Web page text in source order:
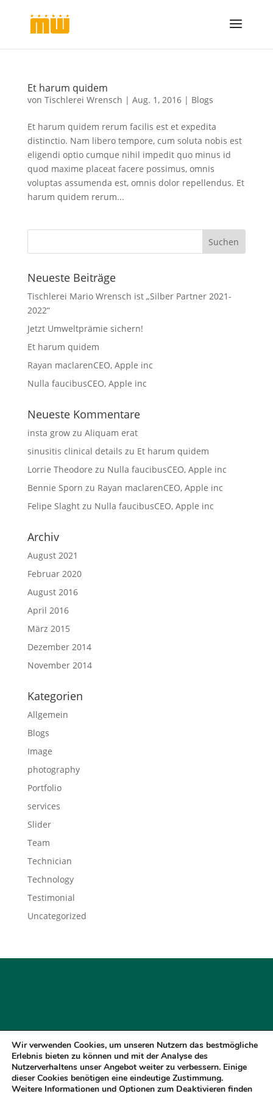
Et harum quidem
von Tischlerei Wrensch | Aug. 1, 2016| Blogs
Et harum quidem rerum facilis est et expedita
distinctio. Nam libero tempore, cum soluta nobis est
eligendi optio cumque nihil impedit quo minus id
quod maxime placeat facere possimus, omnis
voluptas assumenda est, omnis dolor repellendus. Et
harum quidem rerum...
Neueste Beiträge
Tischlerei Mario Wrensch ist „Silber Partner 2021-
2022“
Jetzt Umweltprämie sichern!
Et harum quidem
Rayan maclarenCEO, Apple inc
Nulla faucibusCEO, Apple inc
Neueste Kommentare
insta growzu Aliquam erat
sinusitis clinical details zu Et harum quidem
Lorrie Theodore zu Nulla faucibusCEO, Apple inc
Bennie Sporn zu Rayan maclarenCEO, Apple inc
Felipe Slaghtzu Nulla faucibusCEO, Apple inc
Archiv
August 2021
Februar 2020
August 2016
April 2016
März 2015
Dezember 2014
November 2014
Kategorien
Allgemein
Blogs
Image
photography
Portfolio
services
Slider
Team
Technician
Technology
Testimonial
Uncategorized
Impressum Cookies
Disclaimer
Datenschutzerklärung
Datenauzug
Löschanfrage
Wir verwenden Cookies, um unseren Nutzern das bestmögliche
Erlebnis bieten zu können und mit der Analyse des
Nutzerverhaltens unser Angebot weiter zu verbessern. Einige
dieser Cookies benötigen eine eindeutige Zustimmung.
Weitere Informationen und Optionen zum Deaktivieren finden